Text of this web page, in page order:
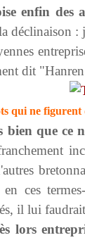
enfin des
déclinaison
dit
qui ne
bien que ce
en ces
il lui
lors